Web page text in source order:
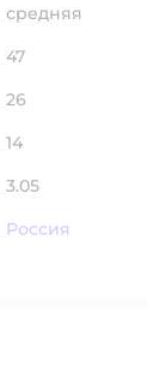
средняя
47
26
14
3.05
Россия